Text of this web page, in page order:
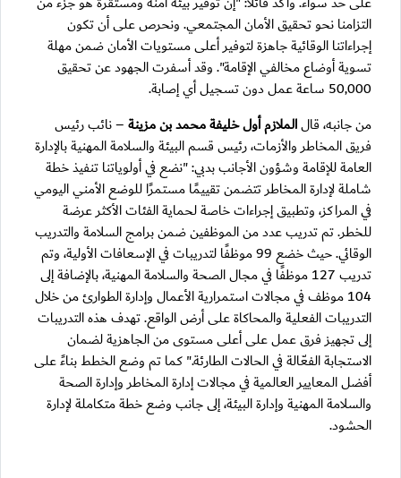
التزامنا نحو تحقيق الأمان المجتمعي. ونحرص على أن تكون
إجراءاتنا الوقائية جاهزة لتوفير أعلى مستويات الأمان ضمن مهلة
تسوية أوضاع مخالفي الإقامة". وقد أسفرت الجهود عن تحقيق
50,000 ساعة عمل دون تسجيل أي إصابة.
من جانبه، قالالملازم أول خليفة محمد بن مزينة– نائب رئيس
فريق المخاطر والأزمات، رئيس قسم البيئة والسلامة المهنية بالإدارة
العامة للإقامة وشؤون الأجانب بدبي: "نضع في أولوياتنا تنفيذ خطة
شاملة لإدارة المخاطر تتضمن تقييمًا مستمرًا للوضع الأمني اليومي
في المراكز، وتطبيق إجراءات خاصة لحماية الفئات الأكثر عرضة
للخطر. تم تدريب عدد من الموظفين ضمن برامج السلامة والتدريب
الوقائي. حيث خضع 99 موظفًا لتدريبات في الإسعافات الأولية، وتم
تدريب 127 موظفًا في مجال الصحة والسلامة المهنية، بالإضافة إلى
104 موظف في مجالات استمرارية الأعمال وإدارة الطوارئ من خلال
التدريبات الفعلية والمحاكاة على أرض الواقع. تهدف هذه التدريبات
إلى تجهيز فرق عمل على أعلى مستوى من الجاهزية لضمان
الاستجابة الفعّالة في الحالات الطارئة." كما تم وضع الخطط بناءً على
أفضل المعايير العالمية في مجالات إدارة المخاطر وإدارة الصحة
والسلامة المهنية وإدارة البيئة، إلى جانب وضع خطة متكاملة لإدارة
الحشود.